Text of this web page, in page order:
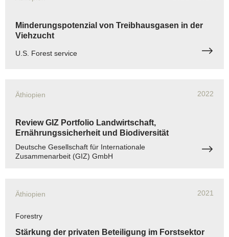
Minderungspotenzial von Treibhausgasen in der
Viehzucht
U.S. Forest service
Äthiopien 2022
Review GIZ Portfolio Landwirtschaft,
Ernährungssicherheit und Biodiversität
Deutsche Gesellschaft für Internationale
Zusammenarbeit (GIZ) GmbH
Äthiopien 2021
Forestry
Stärkung der privaten Beteiligung im Forstsektor